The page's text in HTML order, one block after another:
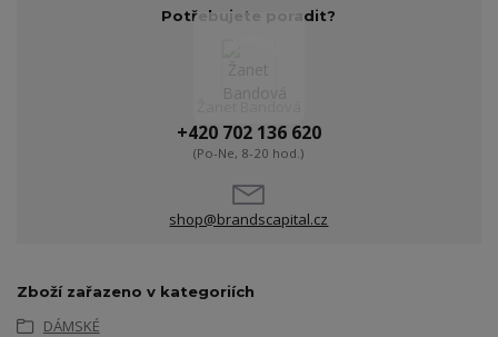
Potřebujete poradit?
+420 702 136 620
(Po-Ne, 8-20 hod.)
shop@brandscapital.cz
Zboží zařazeno v kategoriích
DÁMSKÉ